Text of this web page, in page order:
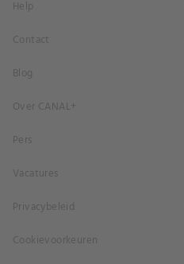
Help
Contact
Blog
Over CANAL+
Pers
Vacatures
Privacybeleid
Cookievoorkeuren